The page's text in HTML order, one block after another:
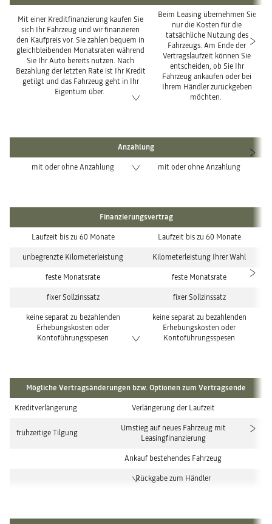
Mit einer Kreditfinanzierung kaufen Sie
sich Ihr Fahrzeug und wir finanzieren
den Kaufpreis vor. Sie zahlen bequem in
gleichbleibenden Monatsraten während
Sie Ihr Auto bereits nutzen. Nach
Bezahlung der letzten Rate ist Ihr Kredit
getilgt und das Fahrzeug geht in Ihr
Eigentum über.
Beim Leasing übernehmen Sie
nur die Kosten für die
tatsächliche Nutzung des
Fahrzeugs. Am Ende der
Vertragslaufzeit können Sie
entscheiden, ob Sie Ihr
Fahrzeug ankaufen oder bei
Ihrem Händler zurückgeben
möchten.
Anzahlung
mit oder ohne Anzahlung mit oder ohne Anzahlung
Finanzierungsvertrag
Laufzeit bis zu 60 Monate Laufzeit bis zu 60 Monate
unbegrenzte Kilometerleistung Kilometerleistung Ihrer Wahl
feste Monatsrate feste Monatsrate
fixer Sollzinssatz fixer Sollzinssatz
keine separat zu bezahlenden
Erhebungskosten oder
Kontoführungsspesen
keine separat zu bezahlenden
Erhebungskosten oder
Kontoführungsspesen
Mögliche Vertragsänderungen bzw. Optionen zum Vertragsende
Kreditverlängerung Verlängerung der Laufzeit
frühzeitige Tilgung
Umstieg auf neues Fahrzeug mit
Leasingfinanzierung
Ankauf bestehendes Fahrzeug
Rückgabe zum Händler